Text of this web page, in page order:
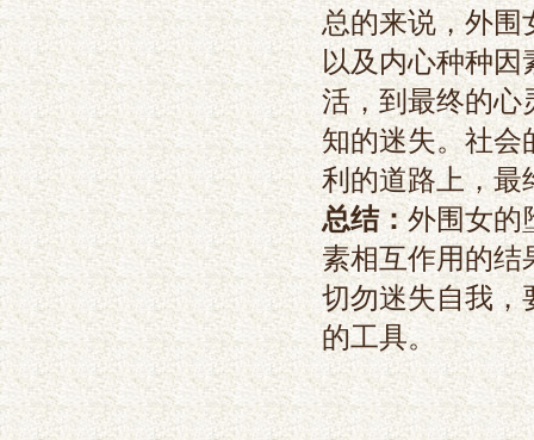
总的来说，外围
以及内心种种因
活，到最终的心
知的迷失。社会
利的道路上，最
总结：外围女的
素相互作用的结
切勿迷失自我，
的工具。